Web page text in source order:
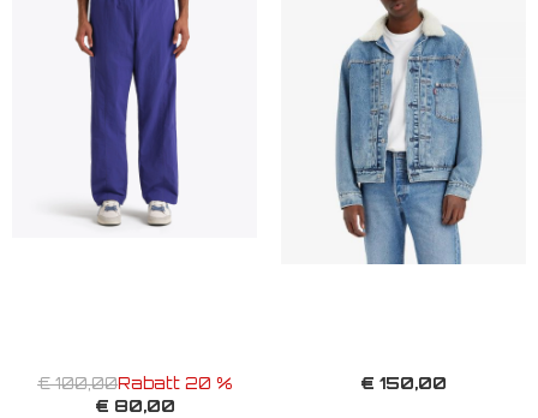
€ 100,00Rabatt 20 %
€ 80,00
€ 150,00